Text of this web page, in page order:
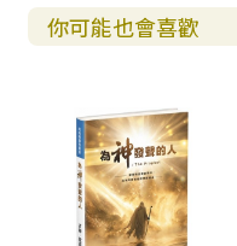
你可能也會喜歡